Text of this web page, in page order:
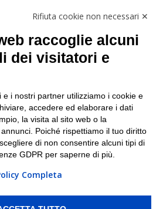
Facebook
Linkedin
e spedizione pacchi nelle
città italiane
|Bologna|Firenze| Genova
|Varese
| REA: RM 1494760 | Cap.Soc.: 50.000€ |
Rifiuta cookie non necessari ✕
raccoglie alcuni
dei visitatori e
e i nostri partner utilizziamo i cookie e
accedere ed elaborare i dati
la visita al sito web o la
Poiché rispettiamo il tuo diritto
di non consentire alcuni tipi di
GDPR per saperne di più.
Completa